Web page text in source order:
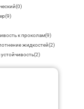
(0)
(9)
к проколам(9)
жидкостей(2)
(2)